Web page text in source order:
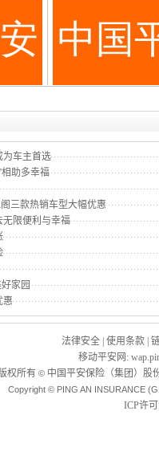
为车主首选
助多幸福
三款热销车型大幅优惠
无限便利与幸福
家园
惠
法律安全 使用条款
移动平安网 :
权所有 ©中国平安保险（集团）股
Copyright © PING AN INSURANCE
ICP许